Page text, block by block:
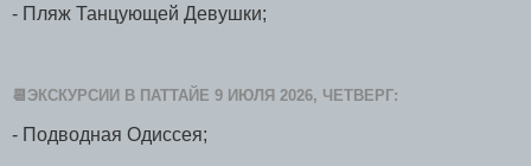
- Пляж Танцующей Девушки;
📆ЭКСКУРСИИ В ПАТТАЙЕ 9 ИЮЛЯ 2026, ЧЕТВЕРГ:
- Подводная Одиссея;